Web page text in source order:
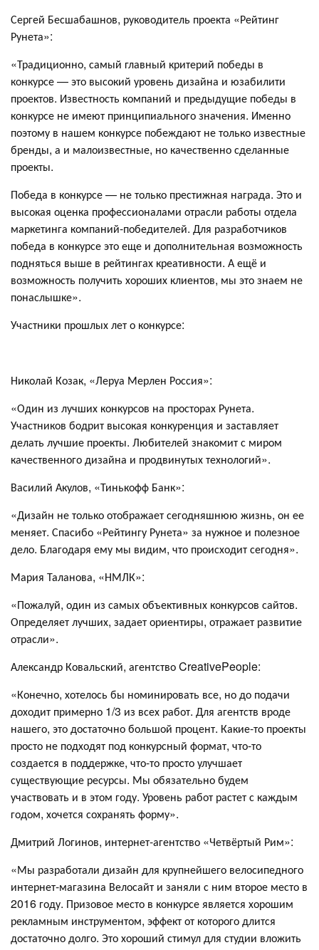
Сергей Бесшабашнов, руководитель проекта «Рейтинг
Рунета»:
«Традиционно, самый главный критерий победы в
конкурсе — это высокий уровень дизайна и юзабилити
проектов. Известность компаний и предыдущие победы в
конкурсе не имеют принципиального значения. Именно
поэтому в нашем конкурсе побеждают не только известные
бренды, а и малоизвестные, но качественно сделанные
проекты.
Победа в конкурсе — не только престижная награда. Это и
высокая оценка профессионалами отрасли работы отдела
маркетинга компаний-победителей. Для разработчиков
победа в конкурсе это еще и дополнительная возможность
подняться выше в рейтингах креативности. А ещё и
возможность получить хороших клиентов, мы это знаем не
понаслышке».
Участники прошлых лет о конкурсе:
Николай Козак, «Леруа Мерлен Россия»:
«Один из лучших конкурсов на просторах Рунета.
Участников бодрит высокая конкуренция и заставляет
делать лучшие проекты. Любителей знакомит с миром
качественного дизайна и продвинутых технологий».
Василий Акулов, «Тинькофф Банк»:
«Дизайн не только отображает сегодняшнюю жизнь, он ее
меняет. Спасибо «Рейтингу Рунета» за нужное и полезное
дело. Благодаря ему мы видим, что происходит сегодня».
Мария Таланова, «НМЛК»:
«Пожалуй, один из самых объективных конкурсов сайтов.
Определяет лучших, задает ориентиры, отражает развитие
отрасли».
Александр Ковальский, агентство CreativePeople:
«Конечно, хотелось бы номинировать все, но до подачи
доходит примерно 1/3 из всех работ. Для агентств вроде
нашего, это достаточно большой процент. Какие-то проекты
просто не подходят под конкурсный формат, что-то
создается в поддержке, что-то просто улучшает
существующие ресурсы. Мы обязательно будем
участвовать и в этом году. Уровень работ растет с каждым
годом, хочется сохранять форму».
Дмитрий Логинов, интернет-агентство «Четвёртый Рим»:
«Мы разработали дизайн для крупнейшего велосипедного
интернет-магазина Велосайт и заняли с ним второе место в
2016 году. Призовое место в конкурсе является хорошим
рекламным инструментом, эффект от которого длится
достаточно долго. Это хороший стимул для студии вложить